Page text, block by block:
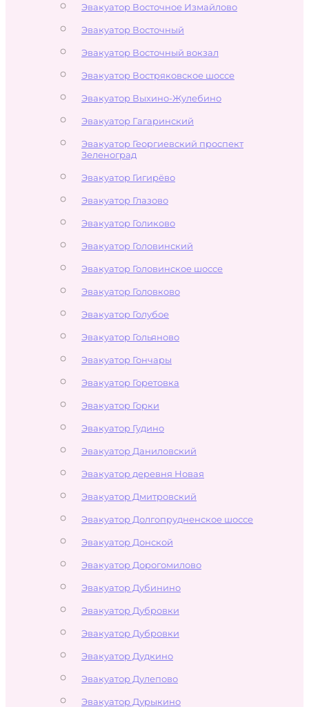
Эвакуатор Восточное Измайлово
Эвакуатор Восточный
Эвакуатор Восточный вокзал
Эвакуатор Востряковское шоссе
Эвакуатор Выхино-Жулебино
Эвакуатор Гагаринский
Эвакуатор Георгиевский проспект
Зеленоград
Эвакуатор Гигирёво
Эвакуатор Глазово
Эвакуатор Голиково
Эвакуатор Головинский
Эвакуатор Головинское шоссе
Эвакуатор Головково
Эвакуатор Голубое
Эвакуатор Гольяново
Эвакуатор Гончары
Эвакуатор Горетовка
Эвакуатор Горки
Эвакуатор Гудино
Эвакуатор Даниловский
Эвакуатор деревня Новая
Эвакуатор Дмитровский
Эвакуатор Долгопрудненское шоссе
Эвакуатор Донской
Эвакуатор Дорогомилово
Эвакуатор Дубинино
Эвакуатор Дубровки
Эвакуатор Дубровки
Эвакуатор Дудкино
Эвакуатор Дулепово
Эвакуатор Дурыкино